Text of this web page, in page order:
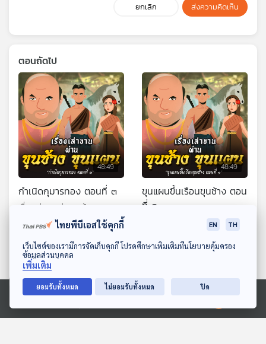
ดาวน์โหลด Thai PBS Podcast Application
Ⓒ 2020 องค์การกระจายเสียงและแพร่ภาพสาธารณะแห่งประเทศไทย
ยกเลิก ส่งความคิดเห็น
ตอนถัดไป
48:49
กำเนิดกุมารทอง ตอนที่ ๓
เรื่องเล่าขานผ่านขุนช้างขุนแผน
48:49
ขุนแผนขึ้นเรือนขุนช้าง ตอน
ที่ ๑
เรื่องเล่าขานผ่านขุนช้างขุนแผน
ไทยพีบีเอสใช้คุกกี้ EN TH
เว็บไซต์ของเรามีการจัดเก็บคุกกี้ โปรดศึกษาเพิ่มเติมที่นโยบายคุ้มครอง
ข้อมูลส่วนบุคคล
เพิ่มเติม
ยอมรับทั้งหมด ไม่ยอมรับทั้งหมด ปิด